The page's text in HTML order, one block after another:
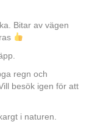
Bitar av vägen
regn och
besök igen för att
i naturen.